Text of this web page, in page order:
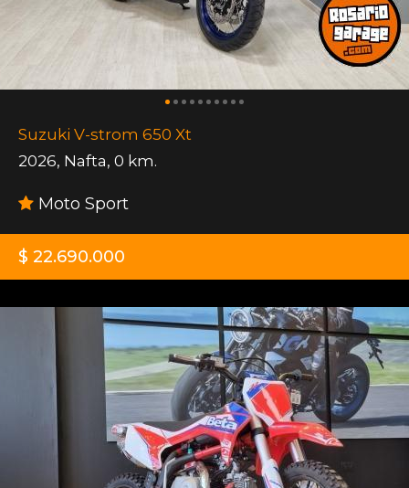
Suzuki V-strom 650 Xt
2026, Nafta, 0 km.
Moto Sport
$ 22.690.000